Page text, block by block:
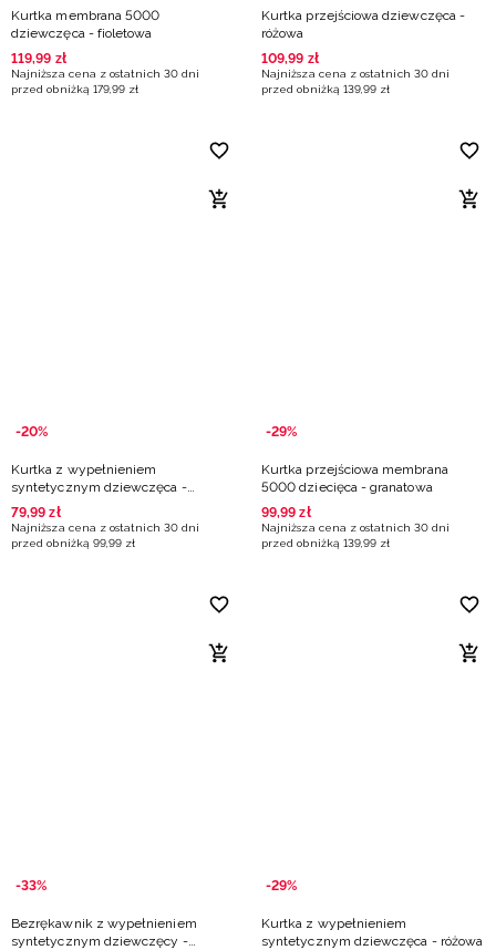
Kurtka membrana 5000
dziewczęca - fioletowa
119,99 zł
Najniższa cena z ostatnich 30 dni
przed obniżką 179,99 zł
Kurtka przejściowa dziewczęca -
różowa
109,99 zł
Najniższa cena z ostatnich 30 dni
przed obniżką 139,99 zł
-20%
Kurtka z wypełnieniem
syntetycznym dziewczęca -
niebieska
79,99 zł
Najniższa cena z ostatnich 30 dni
przed obniżką 99,99 zł
-29%
Kurtka przejściowa membrana
5000 dziecięca - granatowa
99,99 zł
Najniższa cena z ostatnich 30 dni
przed obniżką 139,99 zł
-33%
Bezrękawnik z wypełnieniem
syntetycznym dziewczęcy -
-29%
Kurtka z wypełnieniem
syntetycznym dziewczęca - różowa